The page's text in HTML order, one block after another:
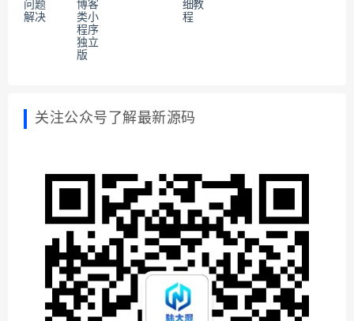
问题
解决
博客
类小
程序
独立
版
细教
程
关注公众号了解最新源码